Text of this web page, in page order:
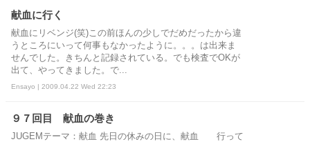
献血に行く
献血にリベンジ(笑)この前ほんの少しでだめだったから違
うところにいって何事もなかったように。。。は出来ま
せんでした。きちんと記録されている。でも検査でOKが
出て、やってきました。で...
Ensayo | 2009.04.22 Wed 22:23
９７回目 献血の巻き
JUGEMテーマ：献血 先日の休みの日に、献血 行って